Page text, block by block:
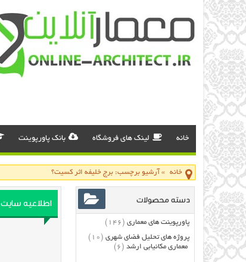
خانه لینک های فروشگاه بانک پاورپوینت
خانه » آرشیو برچسب: برج خلیفه اثر کسیت؟
اطلاعیه سایت دسته محصولات
پاورپوینت های معماری (146)
پروژه های تحلیل فضای شهری (10)
معماری مکانیابی ارشد (6)